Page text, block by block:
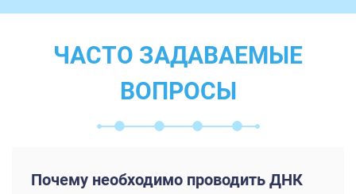
ЧАСТО ЗАДАВАЕМЫЕ
ВОПРОСЫ
Почему необходимо проводить ДНК